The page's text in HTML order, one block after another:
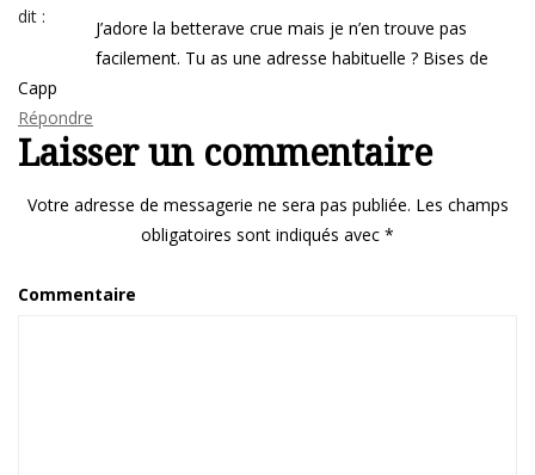
dit :
J’adore la betterave crue mais je n’en trouve pas
facilement. Tu as une adresse habituelle ? Bises de
Capp
Répondre
Laisser un commentaire
Votre adresse de messagerie ne sera pas publiée. Les champs
obligatoires sont indiqués avec *
Commentaire